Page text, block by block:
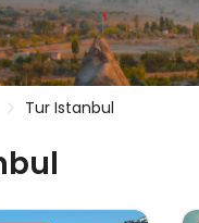
Tur Istanbul